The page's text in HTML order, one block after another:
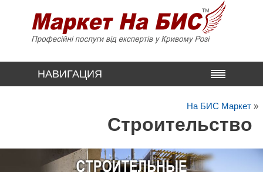
НАВИГАЦИЯ
На БИС Маркет »
Строительство